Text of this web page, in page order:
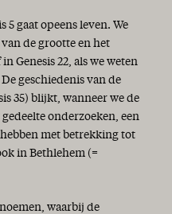
5 gaat opeens leven. We
de grootte en het
Genesis 22, als we weten
geschiedenis van de
35) blijkt, wanneer we de
onderzoeken, een
met betrekking tot
in Bethlehem (=
waarbij de